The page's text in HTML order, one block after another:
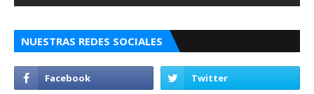
NUESTRAS REDES SOCIALES